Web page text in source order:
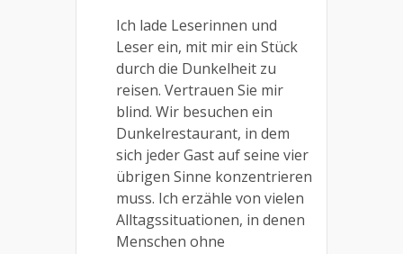
Ich lade Leserinnen und
Leser ein, mit mir ein Stück
durch die Dunkelheit zu
reisen. Vertrauen Sie mir
blind. Wir besuchen ein
Dunkelrestaurant, in dem
sich jeder Gast auf seine vier
übrigen Sinne konzentrieren
muss. Ich erzähle von vielen
Alltagssituationen, in denen
Menschen ohne